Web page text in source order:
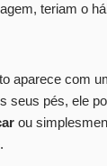
teriam o
aparece com
seus pés, ele
ou